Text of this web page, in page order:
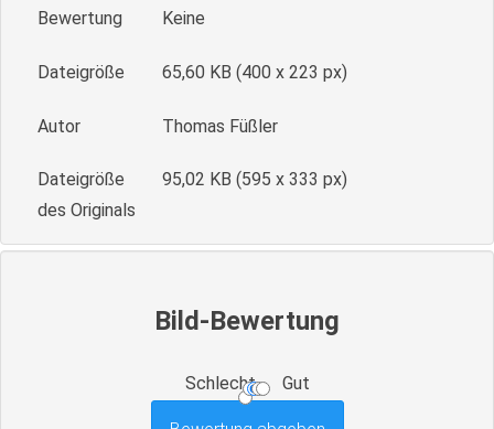
Bewertung Keine
Dateigröße 65,60 KB (400 x 223 px)
Autor Thomas Füßler
Dateigröße
des Originals
95,02 KB (595 x 333 px)
Bild-Bewertung
Schlecht Gut